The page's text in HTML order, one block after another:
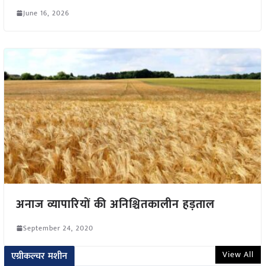
June 16, 2026
अनाज व्यापारियों की अनिश्चितकालीन हड़ताल
September 24, 2020
एग्रीकल्चर मशीन View All